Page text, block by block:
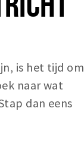
is het tijd om
naar wat
dan eens